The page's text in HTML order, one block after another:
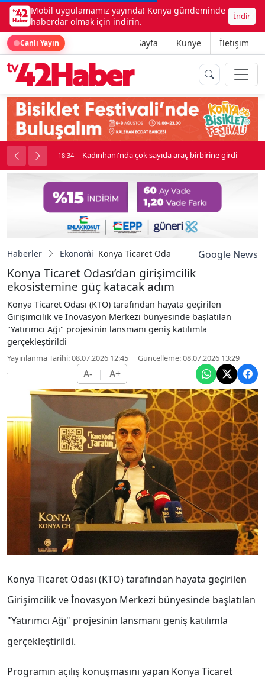
Mobil uygulamamız yayında! Konya gündeminde
haberdar olmak için indirin.
İndir
Canlı Yayın Ana Sayfa Künye İletişim
soygun 18:34 Kadınhanı'nda çok sayıda araç birbirine girdi
Haberler Ekonomi Konya Ticaret Odası’dan girişimcilik
Google News
Konya Ticaret Odası’dan girişimcilik
ekosistemine güç katacak adım
Konya Ticaret Odası (KTO) tarafından hayata geçirilen
Girişimcilik ve İnovasyon Merkezi bünyesinde başlatılan
"Yatırımcı Ağı" projesinin lansmanı geniş katılımla
gerçekleştirildi
Yayınlanma Tarihi: 08.07.2026 12:45 Güncelleme: 08.07.2026 13:29
A- | A+
Konya Ticaret Odası (KTO) tarafından hayata geçirilen
Girişimcilik ve İnovasyon Merkezi bünyesinde başlatılan
"Yatırımcı Ağı" projesinin lansmanı geniş katılımla
gerçekleştirildi.
Programın açılış konuşmasını yapan Konya Ticaret